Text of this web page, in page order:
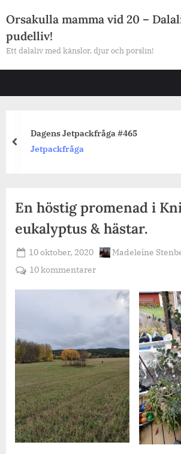
to
content
Orsakulla mamma vid 20 –
pudelliv!
Ett dalaliv med känslor, djur och porslin!
Dagens Jetpackfråga #465
Jetpackfråga
prev
En höstig promenad i
eukalyptus & hästar.
Posted
on
10 oktober, 2020 By
Madeleine
10 kommentarertill
höstig
Kniva,
eukalyptus
&
hästar.